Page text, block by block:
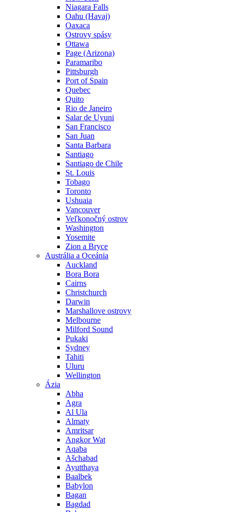
Niagara Falls
Oahu (Havaj)
Oaxaca
Ostrovy spásy
Ottawa
Page (Arizona)
Paramaribo
Pittsburgh
Port of Spain
Quebec
Quito
Rio de Janeiro
Salar de Uyuni
San Francisco
San Juan
Santa Barbara
Santiago
Santiago de Chile
St. Louis
Tobago
Toronto
Ushuaia
Vancouver
Veľkonočný ostrov
Washington
Yosemite
Zion a Bryce
Austrália a Oceánia
Auckland
Bora Bora
Cairns
Christchurch
Darwin
Marshallove ostrovy
Melbourne
Milford Sound
Pukaki
Sydney
Tahiti
Uluru
Wellington
Ázia
Abha
Agra
Al Ula
Almaty
Amritsar
Angkor Wat
Aqaba
Ašchabad
Ayutthaya
Baalbek
Babylon
Bagan
Bagdad